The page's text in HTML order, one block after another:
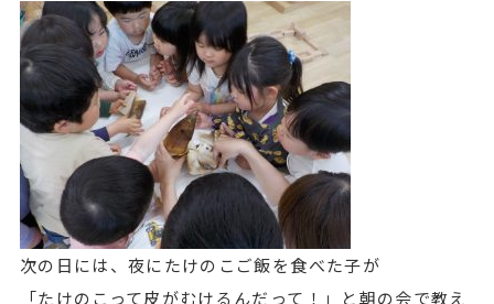
次の日には、夜にたけのこご飯を食べた子が
「たけのこって皮がむけるんだって！」と朝の会で教え